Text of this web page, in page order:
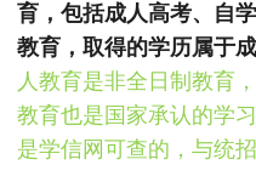
MTA旅游管理
院校库 考试报名 招生
考试真题
报考经验 招
育，包括成人高考、自
教育，取得的学历属于
人教育是非全日制教育
教育也是国家承认的学
是学信网可查的，与统